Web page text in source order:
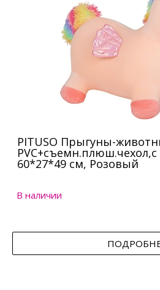
PITUSO Прыгуны-
60*27*49 см, Розовый
В наличии